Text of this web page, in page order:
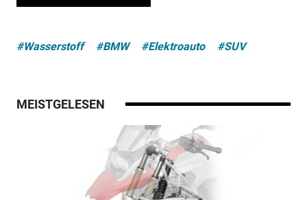
#Wasserstoff #BMW #Elektroauto #SUV
MEISTGELESEN